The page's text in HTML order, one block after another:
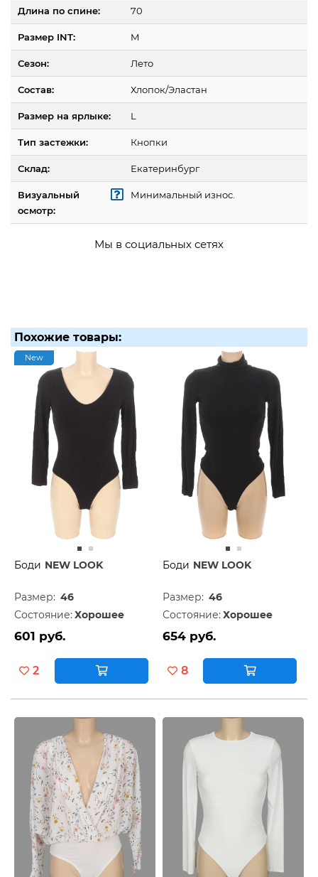
Длина по спине: 70
Размер INT: M
Сезон: Лето
Состав: Хлопок/Эластан
Размер на ярлыке: L
Тип застежки: Кнопки
Склад: Екатеринбург
Визуальный
осмотр:
Минимальный износ.
Мы в социальных сетях
Похожие товары:
New
Боди NEW LOOK
Размер: 46
Состояние: Хорошее
601 руб.
2
Боди NEW LOOK
Размер: 46
Состояние: Хорошее
654 руб.
8